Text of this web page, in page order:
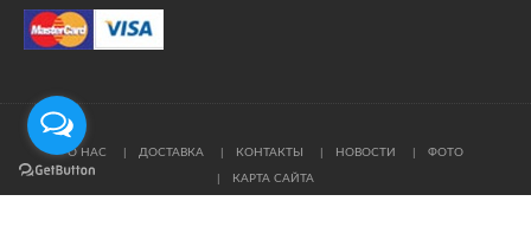
О НАС ДОСТАВКА КОНТАКТЫ НОВОСТИ ФОТО
КАРТА САЙТА